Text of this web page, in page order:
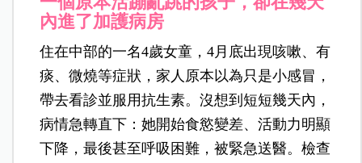
內進了加護病房
住在中部的一名4歲女童，4月底出現咳嗽、有
痰、微燒等症狀，家人原本以為只是小感冒，
帶去看診並服用抗生素。沒想到短短幾天內，
病情急轉直下：她開始食慾變差、活動力明顯
下降，最後甚至呼吸困難，被緊急送醫。檢查